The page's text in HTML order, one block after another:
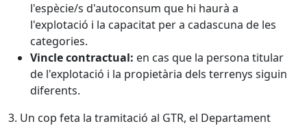
l'espècie/s d'autoconsum que hi haurà a
l'explotació i la capacitat per a cadascuna de les
categories.
Vincle contractual: en cas que la persona titular
de l'explotació i la propietària dels terrenys siguin
diferents.
3. Un cop feta la tramitació al GTR, el Departament